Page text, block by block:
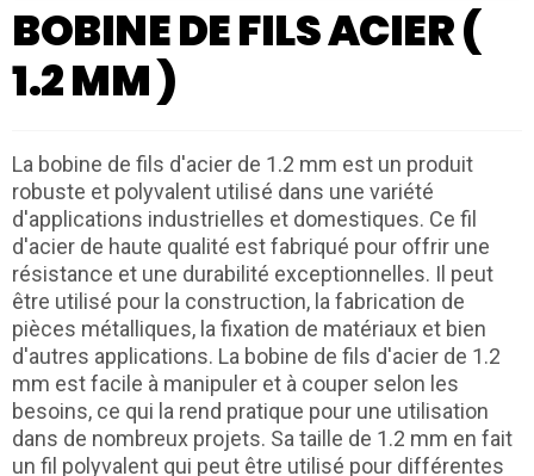
BOBINE DE FILS ACIER (
1.2 MM )
La bobine de fils d'acier de 1.2 mm est un produit
robuste et polyvalent utilisé dans une variété
d'applications industrielles et domestiques. Ce fil
d'acier de haute qualité est fabriqué pour offrir une
résistance et une durabilité exceptionnelles. Il peut
être utilisé pour la construction, la fabrication de
pièces métalliques, la fixation de matériaux et bien
d'autres applications. La bobine de fils d'acier de 1.2
mm est facile à manipuler et à couper selon les
besoins, ce qui la rend pratique pour une utilisation
dans de nombreux projets. Sa taille de 1.2 mm en fait
un fil polyvalent qui peut être utilisé pour différentes